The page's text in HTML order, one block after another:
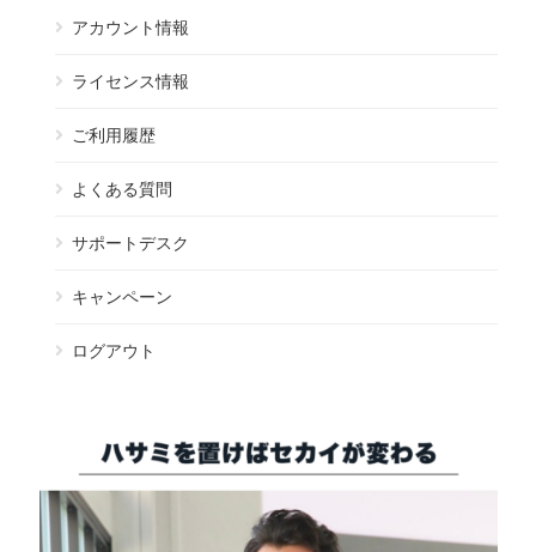
アカウント情報
ライセンス情報
ご利用履歴
よくある質問
サポートデスク
キャンペーン
ログアウト